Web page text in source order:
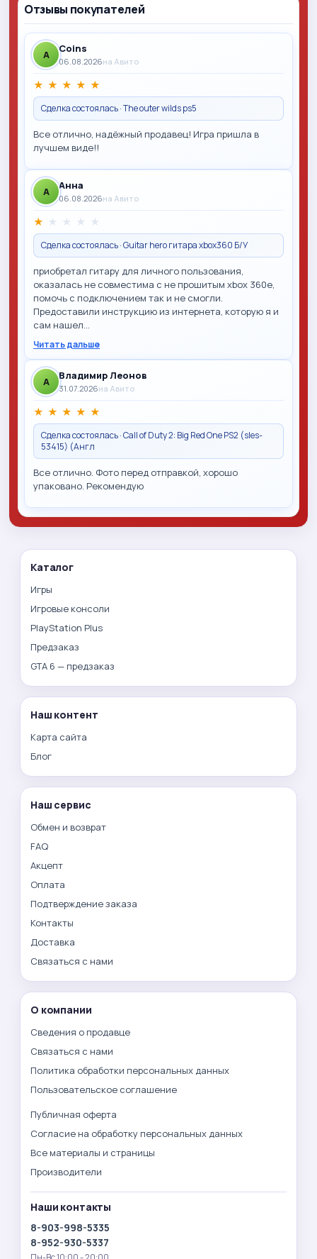
Отзывы покупателей
A Coins
06.08.2026на Авито
★ ★ ★ ★ ★
Сделка состоялась · The outer wilds ps5
Все отлично, надёжный продавец! Игра пришла в
лучшем виде!!
A Анна
06.08.2026на Авито
★ ★ ★ ★ ★
Сделка состоялась · Guitar hero гитара xbox360 Б/У
приобретал гитару для личного пользования,
оказалась не совместима с не прошитым xbox 360e,
помочь с подключением так и не смогли.
Предоставили инструкцию из интернета, которую я и
сам нашел…
Читать дальше
A Владимир Леонов
31.07.2026на Авито
★ ★ ★ ★ ★
Сделка состоялась · Call of Duty 2: Big Red One PS2 (sles-
53415) (Англ
Все отлично. Фото перед отправкой, хорошо
упаковано. Рекомендую
Каталог
Игры
Игровые консоли
PlayStation Plus
Предзаказ
GTA 6 — предзаказ
Наш контент
Карта сайта
Блог
Наш сервис
Обмен и возврат
FAQ
Акцепт
Оплата
Подтверждение заказа
Контакты
Доставка
Связаться с нами
О компании
Сведения о продавце
Связаться с нами
Политика обработки персональных данных
Пользовательское соглашение
Публичная оферта
Согласие на обработку персональных данных
Все материалы и страницы
Производители
Наши контакты
8-903-998-5335
8-952-930-5337